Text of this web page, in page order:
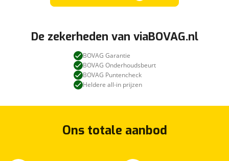
De zekerheden van viaBOVAG.nl
BOVAG Garantie
BOVAG Onderhoudsbeurt
BOVAG Puntencheck
Heldere all-in prijzen
Ons totale aanbod